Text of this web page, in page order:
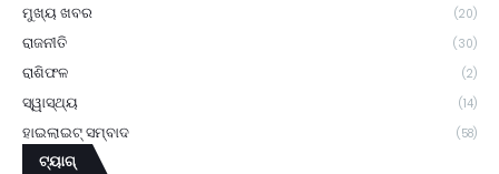
ମୁଖ୍ୟ ଖବର (20)
ରାଜନୀତି (30)
ରାଶିଫଳ (2)
ସ୍ୱାସ୍ଥ୍ୟ (14)
ହାଇଲାଇଟ୍ ସମ୍ବାଦ (58)
ଟ୍ୟାଗ୍